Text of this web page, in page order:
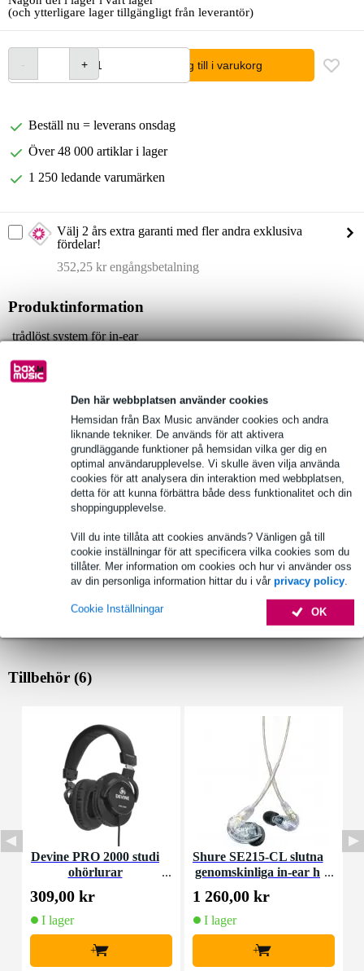
Den här webbplatsen använder cookies
Hemsidan från Bax Music använder cookies och andra
liknande tekniker. De används för att aktivera
grundläggande funktioner på hemsidan vilka ger dig en
optimal användarupplevelse. Vi skulle även vilja använda
cookies för att analysera din interaktion med webbplatsen,
detta för att kunna förbättra både dess funktionalitet och din
shoppingupplevelse.
Vill du inte tillåta att cookies används? Vänligen gå till
cookie inställningar för att specificera vilka cookies som du
tillåter. Mer information om cookies och hur vi använder oss
av din personliga information hittar du i vår privacy policy.
OK
Cookie Inställningar
(och ytterligare lager tillgängligt från leverantör)
lägg till i varukorg
Beställ nu = leverans onsdag
Över 48 000 artiklar i lager
1 250 ledande varumärken
Välj 2 års extra garanti med fler andra exklusiva
fördelar!
352,25 kr engångsbetalning
Produktinformation
trådlöst system för in-ear
set med 1 sändare och 4 mottagare
plug-and-play-funktion
Fullständiga specifikationer
Se även (2)
Tillbehör (6)
Devine PRO 2000 studi
ohörlurar
309,00 kr
I lager
+
Shure SE215-CL slutna
genomskinliga in-ear h
örlurar
1 260,00 kr
I lager
+